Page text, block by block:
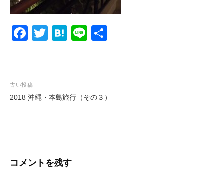
F
e
b
T
H
a
Li
投
稿
ー
古い投稿
2018 沖縄・本島旅行（その３）
コメントを残す